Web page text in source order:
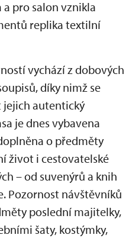
pro salon vznikla
replika textilní
vychází z dobových
díky nimž se
autentický
je dnes vybavena
o předměty
život i cestovatelské
– od suvenýrů a knih
Pozornost návštěvníků
poslední majitelky,
šaty, kostýmky,